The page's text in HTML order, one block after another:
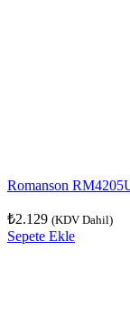
Romanson
₺2.129 (KDV Dahil)
Sepete Ekle